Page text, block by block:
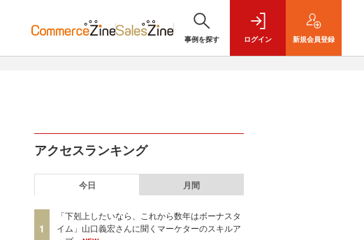
事例を探す ログイン 新規会員登録
アクセスランキング
今日 月間
1
「下剋上したいなら、これから数年はボーナスタ
イム」山口義宏さんに聞くマーケターのスキルア